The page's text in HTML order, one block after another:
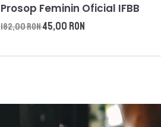
Prosop Feminin Oficial IFBB
182,00 RON45,00 RON